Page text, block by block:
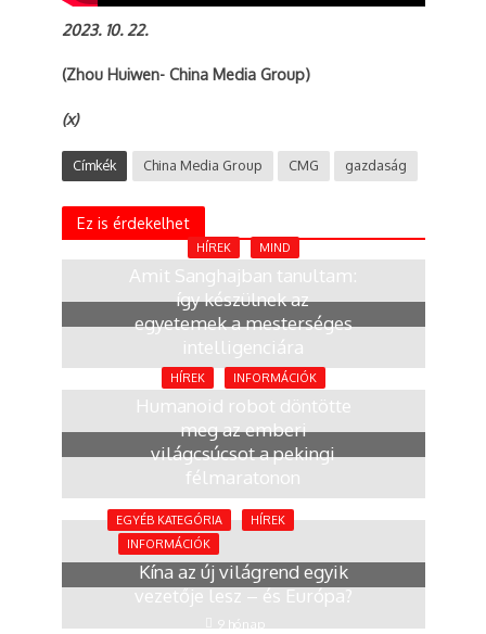
2023. 10. 22.
(Zhou Huiwen- China Media Group)
(x)
Címkék China Media Group CMG gazdaság
Ez is érdekelhet
HÍREK MIND
Amit Sanghajban tanultam:
így készülnek az
egyetemek a mesterséges
intelligenciára
2 hónap
HÍREK INFORMÁCIÓK
Humanoid robot döntötte
meg az emberi
világcsúcsot a pekingi
félmaratonon
4 hónap
EGYÉB KATEGÓRIA
HÍREK
INFORMÁCIÓK
Kína az új világrend egyik
vezetője lesz – és Európa?
9 hónap